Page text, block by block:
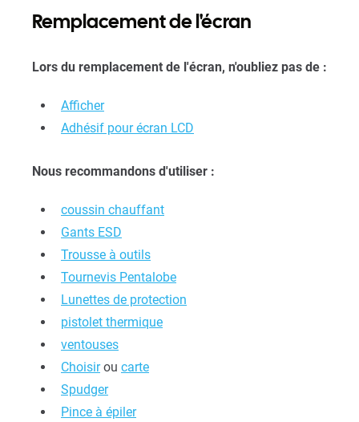
Remplacement de l'écran
Lors du remplacement de l'écran, n'oubliez pas de :
Afficher
Adhésif pour écran LCD
Nous recommandons d'utiliser :
coussin chauffant
Gants ESD
Trousse à outils
Tournevis Pentalobe
Lunettes de protection
pistolet thermique
ventouses
Choisirou carte
Spudger
Pince à épiler